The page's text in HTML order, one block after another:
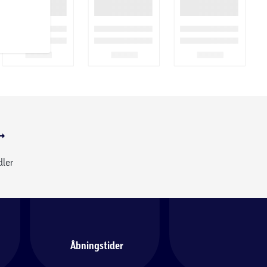
Åbningstider